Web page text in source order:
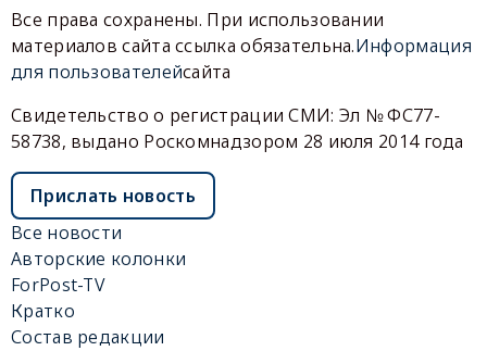
Все права сохранены. При использовании
материалов сайта ссылка обязательна.Информация
для пользователейсайта
Свидетельство о регистрации СМИ: Эл № ФС77-
58738, выдано Роскомнадзором 28 июля 2014 года
Прислать новость
Все новости
Авторские колонки
ForPost-TV
Кратко
Состав редакции